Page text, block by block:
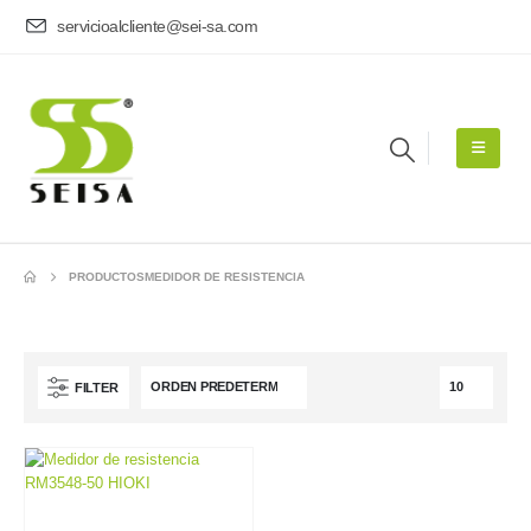
servicioalcliente@sei-sa.com
PRODUCTOSMEDIDOR DE RESISTENCIA
FILTER